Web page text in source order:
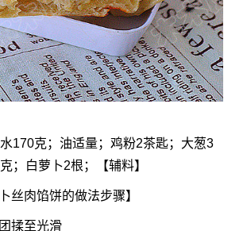
170克；油适量；鸡粉2茶匙；大葱3
；白萝卜2根；【辅料】
丝肉馅饼的做法步骤】
揉至光滑